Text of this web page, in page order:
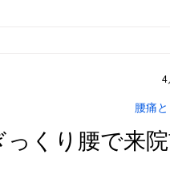
っくり腰で来
腰痛
4